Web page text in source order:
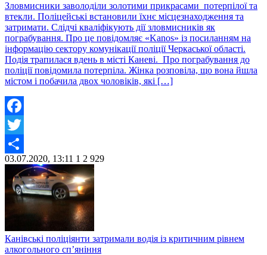
Зловмисники заволоділи золотими прикрасами потерпілої та
втекли. Поліцейські встановили їхнє місцезнаходження та
затримати. Слідчі кваліфікують дії зловмисників як
пограбування. Про це повідомляє «Kanos» із посиланням на
інформацію сектору комунікації поліції Черкаської області.
Подія трапилася вдень в місті Каневі. Про пограбування до
поліції повідомила потерпіла. Жінка розповіла, що вона йшла
містом і побачила двох чоловіків, які […]
Facebook
Twitter
Share
03.07.2020, 13:11 1 2 929
Канівські поліціянти затримали водія із критичним рівнем
алкогольного сп’яніння